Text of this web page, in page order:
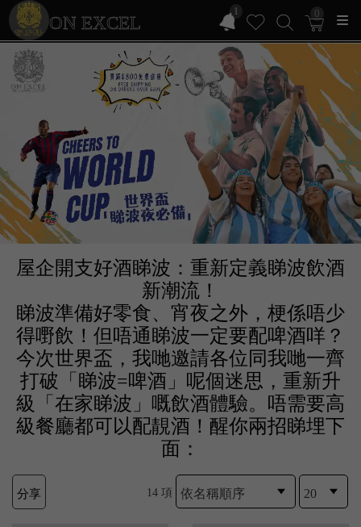
ON EXCEL
1 0
屋企開支好酒睇波：重新定義睇波飲酒
新潮流！
睇波準備好零食、宵夜之外，梗係唔少
得嘢飲！但唔通睇波一定要配啤酒咩？
今次世界盃，我哋邀請各位同我哋一齊
打破「睇波=啤酒」呢個迷思，重新升
級「在家睇波」嘅飲酒體驗。唔需要高
級餐廳都可以配靚酒！醒你兩招睇埋下
面：
分享 14 項